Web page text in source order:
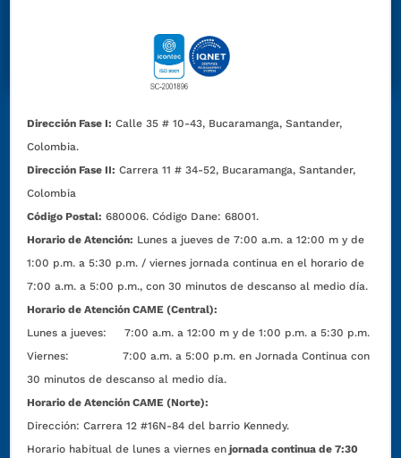
Dirección Fase I: Calle 35 # 10-43, Bucaramanga, Santander,
Colombia.
Dirección Fase II: Carrera 11 # 34-52, Bucaramanga, Santander,
Colombia
Código Postal: 680006. Código Dane: 68001.
Horario de Atención: Lunes a jueves de 7:00 a.m. a 12:00 m y de
1:00 p.m. a 5:30 p.m. / viernes jornada continua en el horario de
7:00 a.m. a 5:00 p.m., con 30 minutos de descanso al medio día.
Horario de Atención CAME (Central):
Lunes a jueves: 7:00 a.m. a 12:00 m y de 1:00 p.m. a 5:30 p.m.
Viernes: 7:00 a.m. a 5:00 p.m. en Jornada Continua con
30 minutos de descanso al medio día.
Horario de Atención CAME (Norte):
Dirección:Carrera 12 #16N-84 del barrio Kennedy.
Horario habitual de lunes a viernes en jornada continua de 7:30